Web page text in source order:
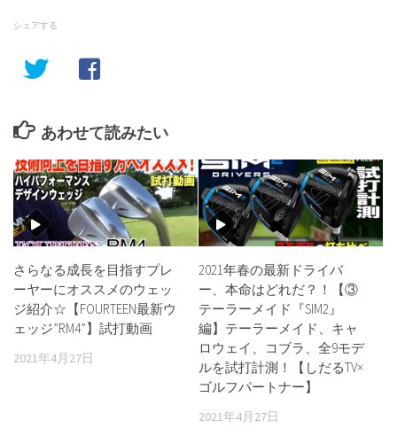
シェアする
あわせて読みたい
さらなる成長を目指すプレ
ーヤーにオススメのウェッ
ジ紹介☆【FOURTEEN最新ウ
ェッジ”RM4”】試打動画
2021年4月27日
2021年春の最新ドライバ
ー、本命はどれだ？！【③
テーラーメイド『SIM2』
編】テーラーメイド、キャ
ロウェイ、コブラ、全9モデ
ルを試打計測！【しだるTV×
ゴルフパートナー】
2021年4月27日